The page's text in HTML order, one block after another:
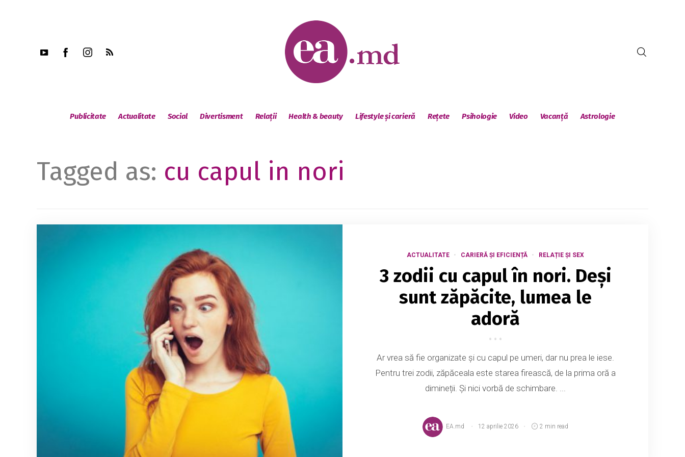
Publicitate Actualitate Social Divertisment Relații Health & beauty Lifestyle și carieră Rețete Psihologie Video Vacanță Astrologie
Tagged as: cu capul in nori
ACTUALITATE CARIERĂ ȘI EFICIENȚĂ RELAȚIE ȘI SEX
3 zodii cu capul în nori. Deși
sunt zăpăcite, lumea le
adoră
Ar vrea să fie organizate și cu capul pe umeri, dar nu prea le iese.
Pentru trei zodii, zăpăceala este starea firească, de la prima oră a
dimineții. Și nici vorbă de schimbare. ...
EA.md 12 aprilie 2026 2 min read